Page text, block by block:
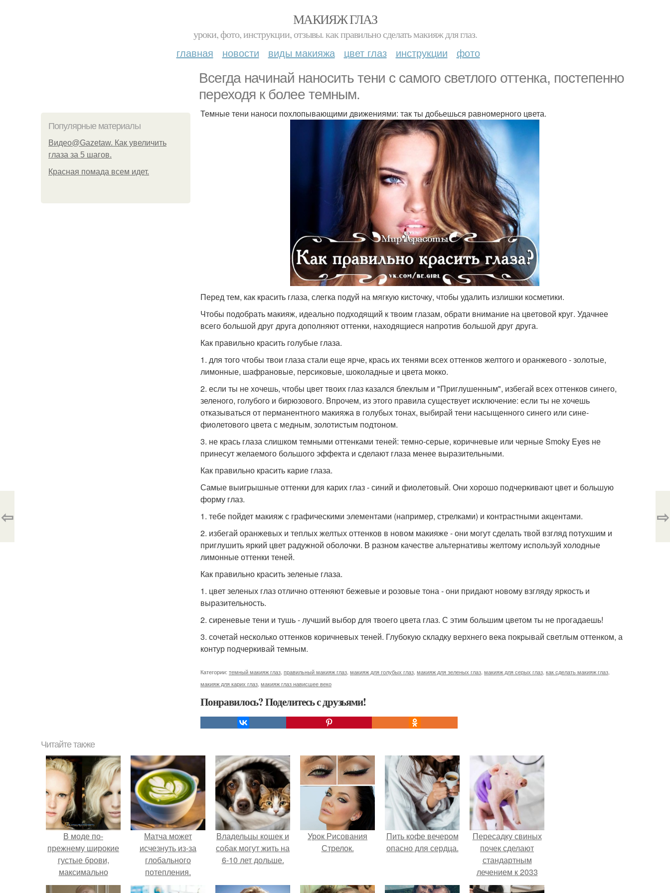
МАКИЯЖ ГЛАЗ
уроки, фото, инструкции, отзывы. как правильно сделать макияж для глаз.
главная новости виды макияжа цвет глаз инструкции фото
Всегда начинай наносить тени с самого светлого оттенка, постепенно
переходя к более темным.
Популярные материалы
Видео@Gazetaw. Как увеличить
глаза за 5 шагов.
Красная помада всем идет.
Темные тени наноси похлопывающими движениями: так ты добьешься равномерного цвета.
Перед тем, как красить глаза, слегка подуй на мягкую кисточку, чтобы удалить излишки косметики.
Чтобы подобрать макияж, идеально подходящий к твоим глазам, обрати внимание на цветовой круг. Удачнее
всего большой друг друга дополняют оттенки, находящиеся напротив большой друг друга.
Как правильно красить голубые глаза.
1. для того чтобы твои глаза стали еще ярче, крась их тенями всех оттенков желтого и оранжевого - золотые,
лимонные, шафрановые, персиковые, шоколадные и цвета мокко.
2. если ты не хочешь, чтобы цвет твоих глаз казался блеклым и "Приглушенным", избегай всех оттенков синего,
зеленого, голубого и бирюзового. Впрочем, из этого правила существует исключение: если ты не хочешь
отказываться от перманентного макияжа в голубых тонах, выбирай тени насыщенного синего или сине-
фиолетового цвета с медным, золотистым подтоном.
3. не крась глаза слишком темными оттенками теней: темно-серые, коричневые или черные Smoky Eyes не
принесут желаемого большого эффекта и сделают глаза менее выразительными.
Как правильно красить карие глаза.
Самые выигрышные оттенки для карих глаз - синий и фиолетовый. Они хорошо подчеркивают цвет и большую
форму глаз.
1. тебе пойдет макияж с графическими элементами (например, стрелками) и контрастными акцентами.
2. избегай оранжевых и теплых желтых оттенков в новом макияже - они могут сделать твой взгляд потухшим и
приглушить яркий цвет радужной оболочки. В разном качестве альтернативы желтому используй холодные
лимонные оттенки теней.
Как правильно красить зеленые глаза.
1. цвет зеленых глаз отлично оттеняют бежевые и розовые тона - они придают новому взгляду яркость и
выразительность.
2. сиреневые тени и тушь - лучший выбор для твоего цвета глаз. С этим большим цветом ты не прогадаешь!
3. сочетай несколько оттенков коричневых теней. Глубокую складку верхнего века покрывай светлым оттенком, а
контур подчеркивай темным.
Категории: темный макияж глаз правильный макияж глаз макияж для голубых глаз макияж для зеленых глаз макияж для серых глаз как сделать макияж глаз
макияж для карих глаз макияж глаз нависшее веко
Понравилось? Поделитесь с друзьями!
⇦ ⇨
Читайте также
В моде по-
прежнему широкие
густые брови,
максимально
приближенные к
Матча может
исчезнуть из-за
глобального
потепления.
Владельцы кошек и
собак могут жить на
6-10 лет дольше.
Урок Рисования
Стрелок.
Пить кофе вечером
опасно для сердца.
Пересадку свиных
почек сделают
стандартным
лечением к 2033
году в Японии.